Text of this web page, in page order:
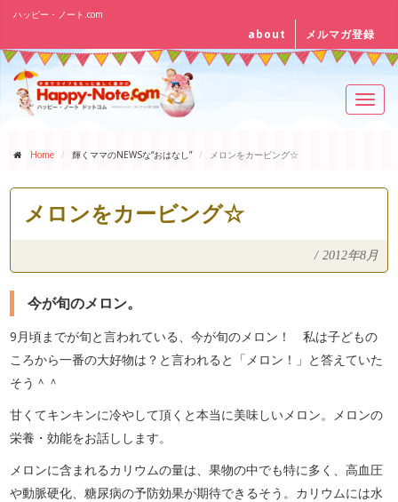
ハッピー・ノート.com
about メルマガ登録
Home 輝くママのNEWSな“おはなし” メロンをカービング☆
メロンをカービング☆
/ 2012年8月
今が旬のメロン。
9月頃までが旬と言われている、今が旬のメロン！ 私は子どもの
ころから一番の大好物は？と言われると「メロン！」と答えていた
そう＾＾
甘くてキンキンに冷やして頂くと本当に美味しいメロン。メロンの
栄養・効能をお話しします。
メロンに含まれるカリウムの量は、果物の中でも特に多く、高血圧
や動脈硬化、糖尿病の予防効果が期待できるそう。カリウムには水